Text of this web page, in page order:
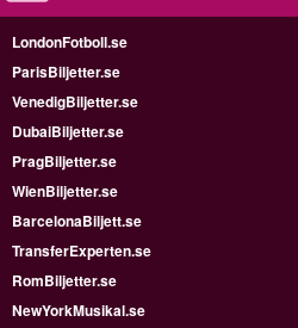
LondonFotboll.se
ParisBiljetter.se
VenedigBiljetter.se
DubaiBiljetter.se
PragBiljetter.se
WienBiljetter.se
BarcelonaBiljett.se
TransferExperten.se
RomBiljetter.se
NewYorkMusikal.se